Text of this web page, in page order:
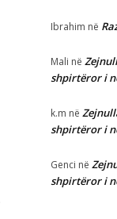
Ibrahim në
Mali në
shpirtëror i
k.m në
shpirtëror i
Genci në
shpirtëror i